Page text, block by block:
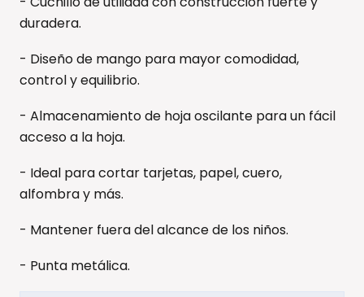
duradera.
- Diseño de mango para mayor comodidad,
control y equilibrio.
- Almacenamiento de hoja oscilante para un fácil
acceso a la hoja.
- Ideal para cortar tarjetas, papel, cuero,
alfombra y más.
- Mantener fuera del alcance de los niños.
- Punta metálica.